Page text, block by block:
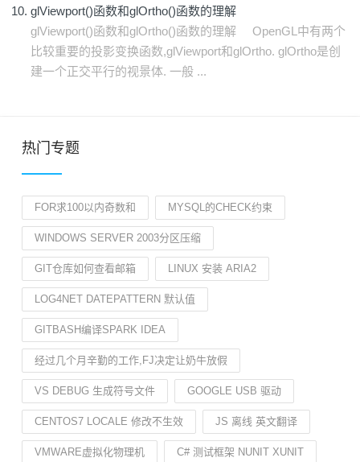
glViewport()函数和glOrtho()函数的理解
glViewport()函数和glOrtho()函数的理解 OpenGL中有两个
比较重要的投影变换函数,glViewport和glOrtho. glOrtho是创
建一个正交平行的视景体. 一般 ...
热门专题
FOR求100以内奇数和 MYSQL的CHECK约束
WINDOWS SERVER 2003分区压缩
GIT仓库如何查看邮箱 LINUX 安装 ARIA2
LOG4NET DATEPATTERN 默认值
GITBASH编译SPARK IDEA
经过几个月辛勤的工作,FJ决定让奶牛放假
VS DEBUG 生成符号文件 GOOGLE USB 驱动
CENTOS7 LOCALE 修改不生效 JS 离线 英文翻译
VMWARE虚拟化物理机 C# 测试框架 NUNIT XUNIT